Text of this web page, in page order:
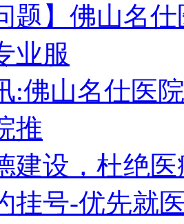
题】佛山名
业服
:佛山名仕医
推
建设，杜绝
挂号-优先就